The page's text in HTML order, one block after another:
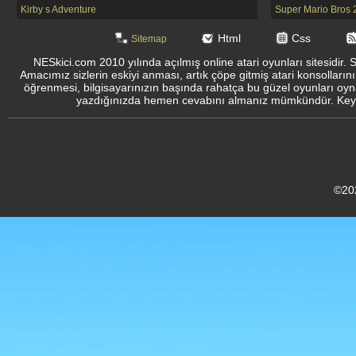
Kirby s Adventure
Super Mario Bros
Sitemap Html
Css
NESkici.com 2010 yılında açılmış online atari oyunları
Amacımız sizlerin eskiyi anması, artık çöpe gitmiş atari
öğrenmesi, bilgisayarınızın başında rahatça bu güzel oyunları
yazdığınızda hemen cevabını almanız mümkündür.